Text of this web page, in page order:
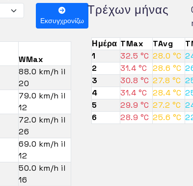
Εκσυγχρονίζω
Τρέχων μήνας
WMax
88.0 km/h il
20
79.0 km/h il
12
72.0 km/h il
26
69.0 km/h il
12
50.0 km/h il
16
Ημέρα TMax TAvg
1
32.5 °C 28.0 °C
2
31.4 °C 28.6 °C
3
30.8 °C 27.8 °C
4
31.4 °C 28.4 °C
5
29.9 °C 27.2 °C
6
28.9 °C 25.6 °C